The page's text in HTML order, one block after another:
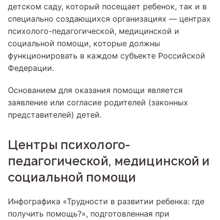
детском саду, который посещает ребенок, так и в
специально создающихся организациях — центрах
психолого-педагогической, медицинской и
социальной помощи, которые должны
функционировать в каждом субъекте Российской
Федерации.
Основанием для оказания помощи является
заявление или согласие родителей (законных
представителей) детей.
Центры психолого-
педагогической, медицинской и
социальной помощи
​​Инфографика «Трудности в развитии ребенка: где
получить помощь?», подготовленная при